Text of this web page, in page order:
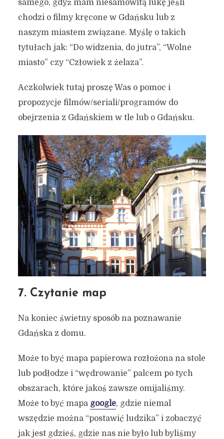
samego, gdyż mam niesamowitą lukę jeśli
chodzi o filmy kręcone w Gdańsku lub z
naszym miastem związane. Myślę o takich
tytułach jak: “Do widzenia, do jutra”, “Wolne
miasto” czy “Człowiek z żelaza”.
Aczkolwiek tutaj proszę Was o pomoc i
propozycje filmów/seriali/programów do
obejrzenia z Gdańskiem w tle lub o Gdańsku.
7. Czytanie map
Na koniec świetny sposób na poznawanie
Gdańska z domu.
Może to być mapa papierowa rozłożona na stole
lub podłodze i “wędrowanie” palcem po tych
obszarach, które jakoś zawsze omijaliśmy.
Może to być mapa google, gdzie niemal
wszędzie można “postawić ludzika” i zobaczyć
jak jest gdzieś, gdzie nas nie było lub byliśmy